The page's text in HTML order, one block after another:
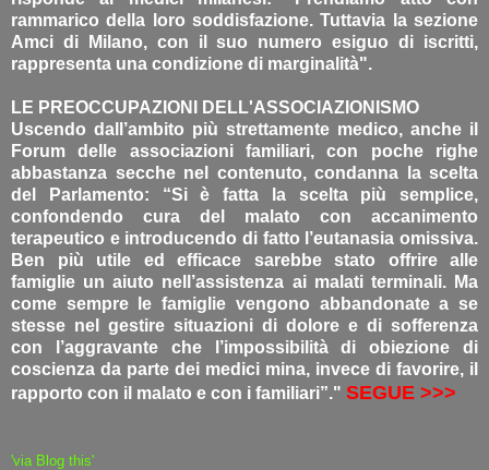
rammarico della loro soddisfazione. Tuttavia la sezione
Amci di Milano, con il suo numero esiguo di iscritti,
rappresenta una condizione di marginalità".
LE PREOCCUPAZIONI DELL'ASSOCIAZIONISMO
Uscendo dall’ambito più strettamente medico, anche il
Forum delle associazioni familiari, con poche righe
abbastanza secche nel contenuto, condanna la scelta
del Parlamento: “Si è fatta la scelta più semplice,
confondendo cura del malato con accanimento
terapeutico e introducendo di fatto l’eutanasia omissiva.
Ben più utile ed efficace sarebbe stato offrire alle
famiglie un aiuto nell’assistenza ai malati terminali. Ma
come sempre le famiglie vengono abbandonate a se
stesse nel gestire situazioni di dolore e di sofferenza
con l’aggravante che l’impossibilità di obiezione di
coscienza da parte dei medici mina, invece di favorire, il
rapporto con il malato e con i familiari”." SEGUE >>>
'via Blog this'